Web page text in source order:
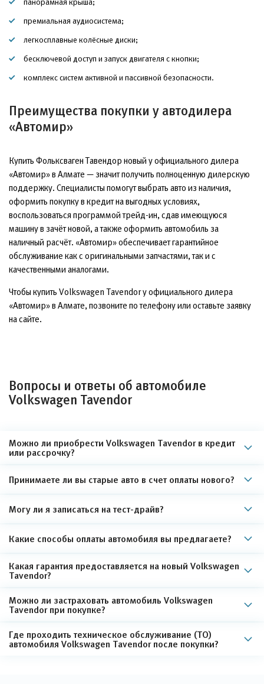
премиальная аудиосистема;
легкосплавные колёсные диски;
бесключевой доступ и запуск двигателя с кнопки;
комплекс систем активной и пассивной безопасности.
Преимущества покупки у автодилера
«Автомир»
Купить Фольксваген Тавендор новый у официального дилера
«Автомир» в Алмате — значит получить полноценную дилерскую
поддержку. Специалисты помогут выбрать авто из наличия,
оформить покупку в кредит на выгодных условиях,
воспользоваться программой трейд-ин, сдав имеющуюся
машину в зачёт новой, а также оформить автомобиль за
наличный расчёт. «Автомир» обеспечивает гарантийное
обслуживание как с оригинальными запчастями, так и с
качественными аналогами.
Чтобы купить Volkswagen Tavendor у официального дилера
«Автомир» в Алмате, позвоните по телефону или оставьте заявку
на сайте.
Вопросы и ответы об автомобиле
Volkswagen Tavendor
Можно ли приобрести Volkswagen Tavendor в кредит
или рассрочку?
Принимаете ли вы старые авто в счет оплаты нового?
Могу ли я записаться на тест-драйв?
Какие способы оплаты автомобиля вы предлагаете?
Какая гарантия предоставляется на новый Volkswagen
Tavendor?
Можно ли застраховать автомобиль Volkswagen
Tavendor при покупке?
Где проходить техническое обслуживание (ТО)
автомобиля Volkswagen Tavendor после покупки?